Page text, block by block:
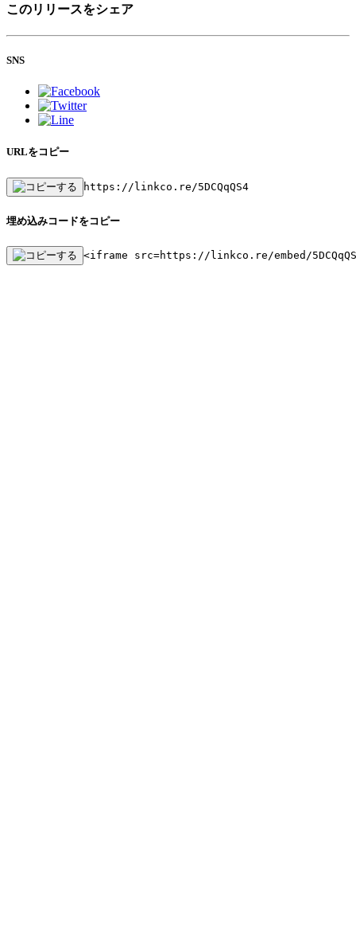
このリリースをシェア
SNS
URLをコピー
https://linkco.re/5DCQqQS4
埋め込みコードをコピー
<iframe src=https://linkco.re/embed/